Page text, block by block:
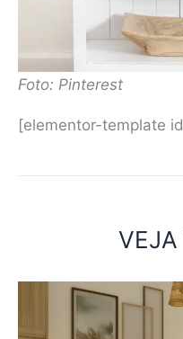
Foto: Pinterest
[elementor-template
VEJA